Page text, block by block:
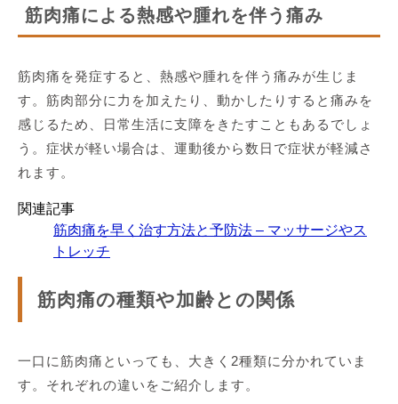
筋肉痛による熱感や腫れを伴う痛み
筋肉痛を発症すると、熱感や腫れを伴う痛みが生じま
す。筋肉部分に力を加えたり、動かしたりすると痛みを
感じるため、日常生活に支障をきたすこともあるでしょ
う。症状が軽い場合は、運動後から数日で症状が軽減さ
れます。
関連記事
筋肉痛を早く治す方法と予防法 – マッサージやス
トレッチ
筋肉痛の種類や加齢との関係
一口に筋肉痛といっても、大きく2種類に分かれていま
す。それぞれの違いをご紹介します。